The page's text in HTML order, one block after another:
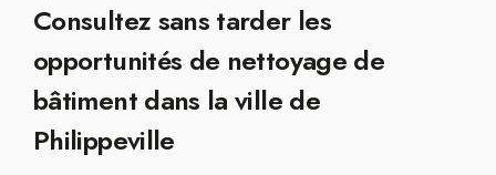
Consultez sans tarder les
opportunités de nettoyage de
bâtiment dans la ville de
Philippeville